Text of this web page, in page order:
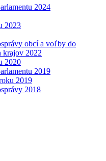
2024
2023
obcí a voľby do
krajov 2022
2020
2019
2019
2018